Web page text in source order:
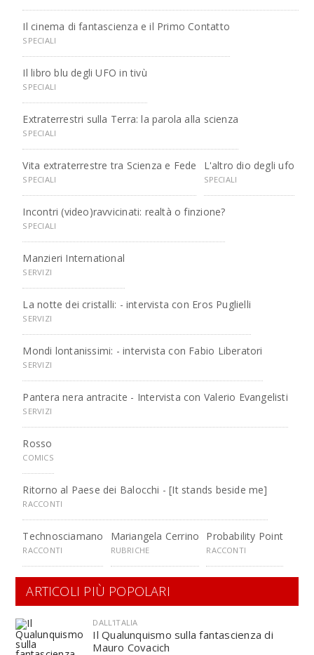
Il cinema di fantascienza e il Primo Contatto
SPECIALI
Il libro blu degli UFO in tivù
SPECIALI
Extraterrestri sulla Terra: la parola alla scienza
SPECIALI
Vita extraterrestre tra Scienza e Fede
SPECIALI
L'altro dio degli ufo
SPECIALI
Incontri (video)ravvicinati: realtà o finzione?
SPECIALI
Manzieri International
SERVIZI
La notte dei cristalli: - intervista con Eros Puglielli
SERVIZI
Mondi lontanissimi: - intervista con Fabio Liberatori
SERVIZI
Pantera nera antracite - Intervista con Valerio Evangelisti
SERVIZI
Rosso
COMICS
Ritorno al Paese dei Balocchi - [It stands beside me]
RACCONTI
Technosciamano
RACCONTI
Mariangela Cerrino
RUBRICHE
Probability Point
RACCONTI
ARTICOLI PIÙ POPOLARI
DALL'ITALIA
Il Qualunquismo sulla fantascienza di
Mauro Covacich